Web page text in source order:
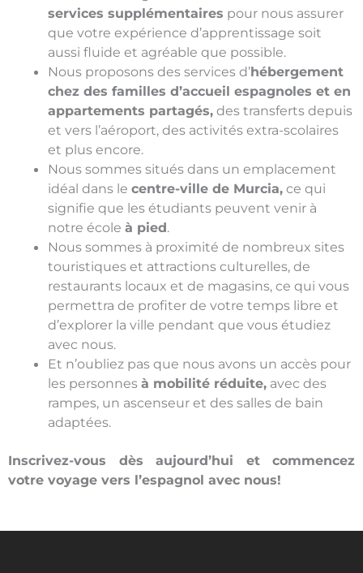
services supplémentaires pour nous assurer
que votre expérience d’apprentissage soit
aussi fluide et agréable que possible.
Nous proposons des services d’hébergement
chez des familles d’accueil espagnoles et en
appartements partagés, des transferts depuis
et vers l’aéroport, des activités extra-scolaires
et plus encore.
Nous sommes situés dans un emplacement
idéal dans lecentre-ville de Murcia, ce qui
signifie que les étudiants peuvent venir à
notre écoleà pied.
Nous sommes à proximité de nombreux sites
touristiques et attractions culturelles, de
restaurants locaux et de magasins, ce qui vous
permettra de profiter de votre temps libre et
d’explorer la ville pendant que vous étudiez
avec nous.
Et n’oubliez pas que nous avons un accès pour
les personnesà mobilité réduite, avec des
rampes, un ascenseur et des salles de bain
adaptées.
Inscrivez-vous dès aujourd’hui et commencez
votre voyage vers l’espagnol avec nous!